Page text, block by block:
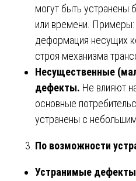
могут быть устранены
или времени. Примеры:
деформация несущих
строя механизма
Несущественные
дефекты. Не влияют
основные
устранены с
По возможности
Устранимые